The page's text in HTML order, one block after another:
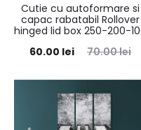
Cutie cu autoformare si
capac rabatabil Rollover
hinged lid box 250-200-
70.00lei
60.00 lei